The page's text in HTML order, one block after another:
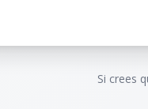
Si crees